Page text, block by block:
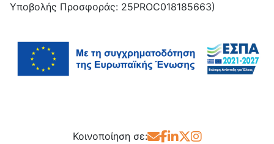
Υποβολής Προσφοράς: 25PROC018185663)
Κοινοποίηση σε: